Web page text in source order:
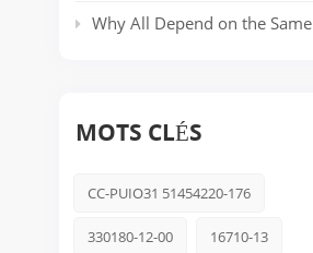
Why All Depend on the Same Safety Platform: Triconex
MOTS CLÉS
CC-PUIO31 51454220-176
330180-12-00 16710-13